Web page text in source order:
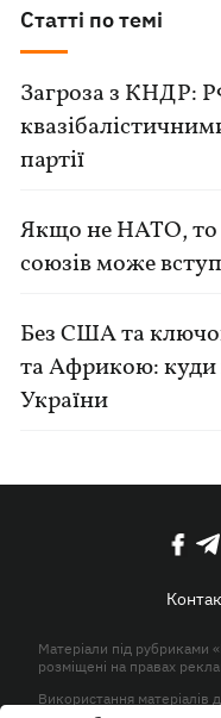
Статті по темі
Загроза з КНДР:
партії
Якщо не НАТО, то
союзів може
Без США та
та Африкою: куди
України
Матеріали під рубриками
розміщені на правах
Використання матеріалів